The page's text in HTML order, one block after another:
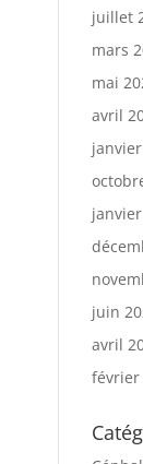
juillet
mars
mai
avril
janvier
juin
avril
février